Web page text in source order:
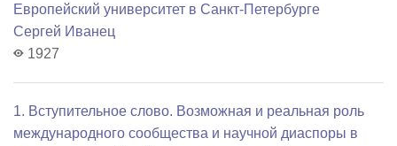
Европейский университет в Санкт-Петербурге
Сергей Иванец
1927
1. Вступительное слово. Возможная и реальная роль
международного сообщества и научной диаспоры в